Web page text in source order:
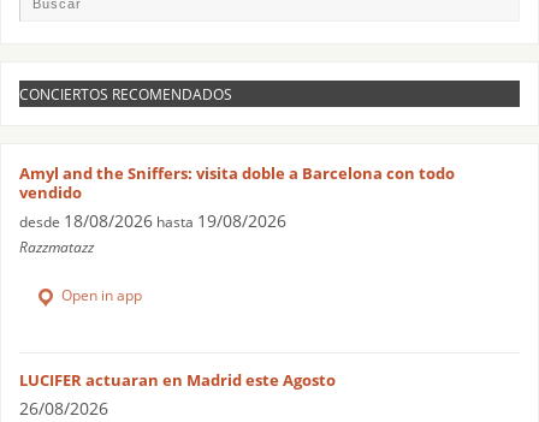
CONCIERTOS RECOMENDADOS
Amyl and the Sniffers: visita doble a Barcelona con todo
vendido
desde 18/08/2026 hasta 19/08/2026
Razzmatazz
Open in app
LUCIFER actuaran en Madrid este Agosto
26/08/2026